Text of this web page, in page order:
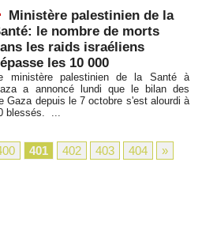
Ministère palestinien de la
le nombre de morts
les raids israéliens
les 10 000
ministère palestinien de la Santé à
a annoncé lundi que le bilan des
Gaza depuis le 7 octobre s'est alourdi à
blessés. ...
401 402 403 404
»